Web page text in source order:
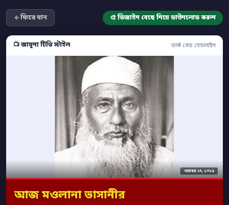
ফিরে যান 🎨 ডিজাইন বেছে নিয়ে ডাউনলোড করুন
📺 জামুনা টিভি স্টাইল ডার্ক রেড হেডলাইন
নভেম্বর ১৭, ২০২৫
আজ মওলানা ভাসানীর